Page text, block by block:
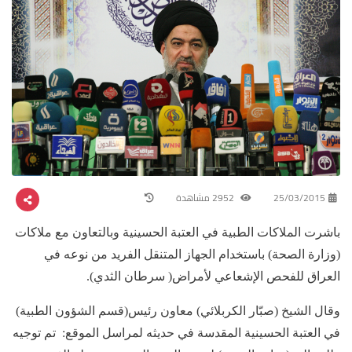
25/03/2015
باشرت الملاكات الطبية في العتبة الحسينية وبالتعاون مع ملاكات
(وزارة الصحة) باستخدام الجهاز المتنقل الفريد من نوعه في
العراق للفحص الإشعاعي لأمراض( سرطان الثدي).
وقال الشيخ (صبّار الكربلائي) معاون رئيس(قسم الشؤون الطبية)
في العتبة الحسينية المقدسة في حديثه لمراسل الموقع: تم توجيه